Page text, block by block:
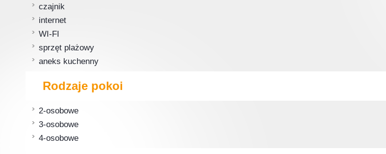
czajnik
internet
WI-FI
sprzęt plażowy
aneks kuchenny
Rodzaje pokoi
2-osobowe
3-osobowe
4-osobowe